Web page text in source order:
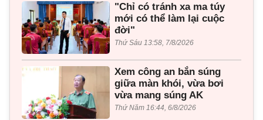
"Chỉ có tránh xa ma túy
mới có thể làm lại cuộc
đời"
Thứ Sáu 13:58, 7/8/2026
Xem công an bắn súng
giữa màn khói, vừa bơi
vừa mang súng AK
Thứ Năm 16:44, 6/8/2026